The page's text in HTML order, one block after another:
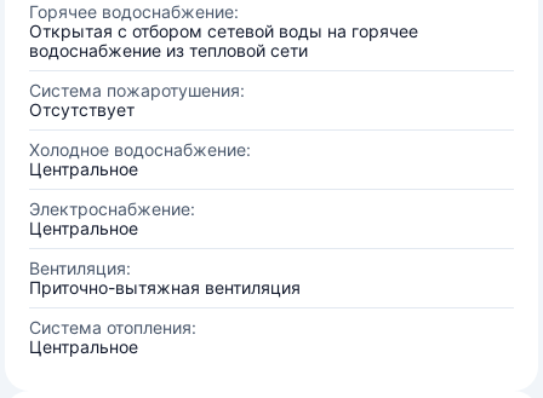
Горячее водоснабжение:
Открытая с отбором сетевой воды на горячее
водоснабжение из тепловой сети
Система пожаротушения:
Отсутствует
Холодное водоснабжение:
Центральное
Электроснабжение:
Центральное
Вентиляция:
Приточно-вытяжная вентиляция
Система отопления:
Центральное